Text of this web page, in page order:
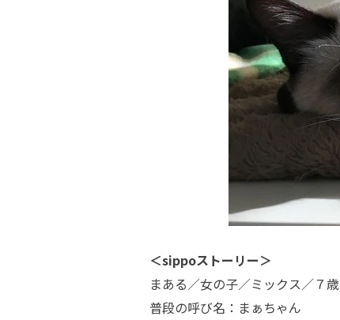
＜sippoストーリー＞
まある／女の子／ミックス／７歳
普段の呼び名：まぁちゃん